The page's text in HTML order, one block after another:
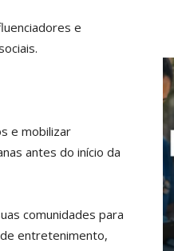
e
e mobilizar
antes do início da
comunidades para
entretenimento,